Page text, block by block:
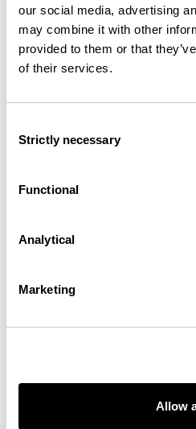
our social media, advertising
may combine it with other
provided to them or that
of their services.
Selection
Strictly necessary
Functional
Analytical
Marketing
Allow